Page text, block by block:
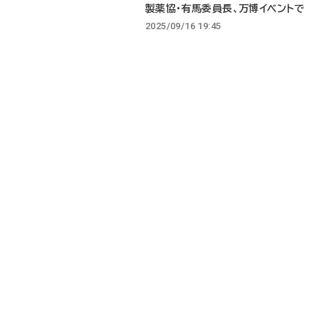
製薬協・有馬委員長、万博イベントで
2025/09/16 19:45